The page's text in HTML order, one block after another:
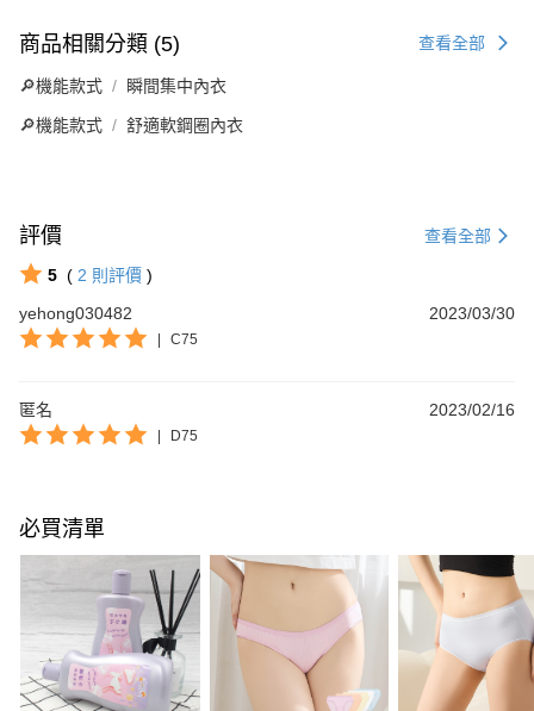
商品相關分類 (5) 查看全部
🔎機能款式 瞬間集中內衣
🔎機能款式 舒適軟鋼圈內衣
評價 查看全部
5 ( 2 則評價 )
yehong030482
2023/03/30
C75
匿名 2023/02/16
D75
必買清單